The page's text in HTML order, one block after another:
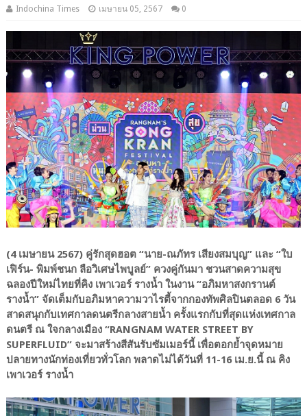
Indochina Times เมษายน 05, 2567 0
(4 เมษายน 2567) คู่รักสุดฮอต “นาย-ณภัทร เสียงสมบุญ” และ “ใบ
เฟิร์น- พิมพ์ชนก ลือวิเศษไพบูลย์” ควงคู่กันมา ชวนสาดความสุข
ฉลองปีใหม่ไทยที่คิง เพาเวอร์ รางน้ำ ในงาน “อภิมหาสงกรานต์
รางน้ำ” จัดเต็มกับอภิมหาความวาไรตี้จากกองทัพศิลปินตลอด 6 วัน
สาดสนุกกับเทศกาลดนตรีกลางสายน้ำ ครั้งแรกกับที่สุดแห่งเทศกาล
ดนตรี ณ ใจกลางเมือง “RANGNAM WATER STREET BY
SUPERFLUID” จะมาสร้างสีสันรับซัมเมอร์นี้ เพื่อตอกย้ำจุดหมาย
ปลายทางนักท่องเที่ยวทั่วโลก พลาดไม่ได้วันที่ 11-16 เม.ย.นี้ ณ คิง
เพาเวอร์ รางน้ำ